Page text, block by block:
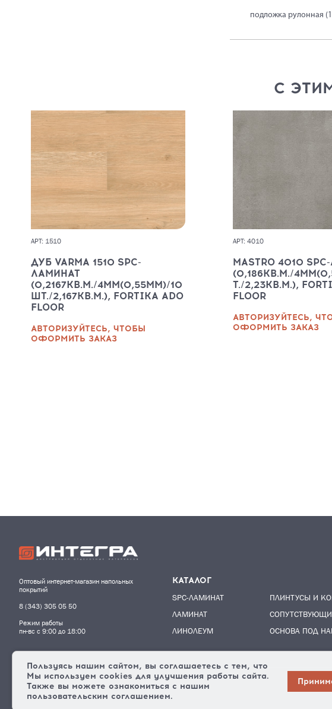
подложка рулонная
С
АРТ: 1510
ДУБ VARMA 1510 SPC-
ЛАМИНАТ
(0,2167КВ.М./4ММ(0,55ММ)/10
ШТ./2,167КВ.М.), FORTIKA ADO
FLOOR
АВТОРИЗУЙТЕСЬ, ЧТОБЫ
ОФОРМИТЬ ЗАКАЗ
АРТ: 4010
MASTRO 4010
(0,186КВ.М./
Т./2,23КВ.М.),
FLOOR
АВТОРИЗУЙТЕСЬ,
ОФОРМИТЬ ЗАКАЗ
Оптовый интернет-магазин напольных
покрытий
8 (343) 305 05 50
Режим работы
пн-вс с 9:00 до 18:00
КАТАЛОГ
SPC-ЛАМИНАТ
ЛАМИНАТ
ЛИНОЛЕУМ
ПЛИНТУСЫ И
ОСНОВА ПОД
Пользуясь нашим сайтом, вы соглашаетесь с тем, что
Мы используем cookies для улучшения работы сайта.
Также вы можете ознакомиться с нашим
пользовательским соглашением.